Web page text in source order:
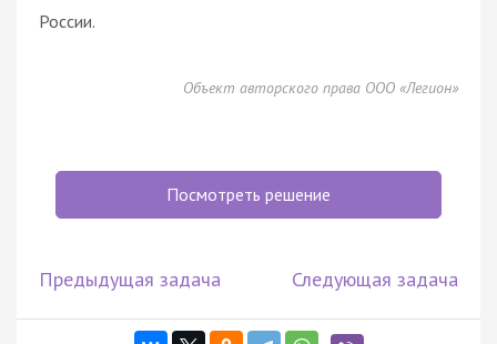
России.
Объект авторского права ООО «Легион»
Посмотреть решение
Предыдущая задача Следующая задача